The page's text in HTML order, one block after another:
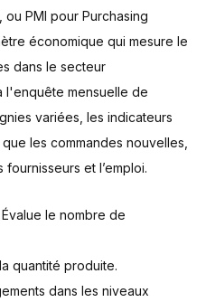
ou PMI pour Purchasing
économique qui mesure le
dans le secteur
l'enquête mensuelle de
variées, les indicateurs
les commandes nouvelles,
et l’emploi.
Évalue le nombre de
quantité produite.
dans les niveaux